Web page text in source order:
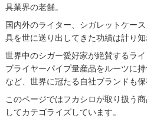
具業界の老舗。
国内外のライター、シガレットケー
具を世に送り出してきた功績は計り知
世界中のシガー愛好家が絶賛するラ
ブライヤーパイプ量産品をルーツに
など、世界に冠たる自社ブランドも保
このページではフカシロが取り扱う
してカテゴライズしています。